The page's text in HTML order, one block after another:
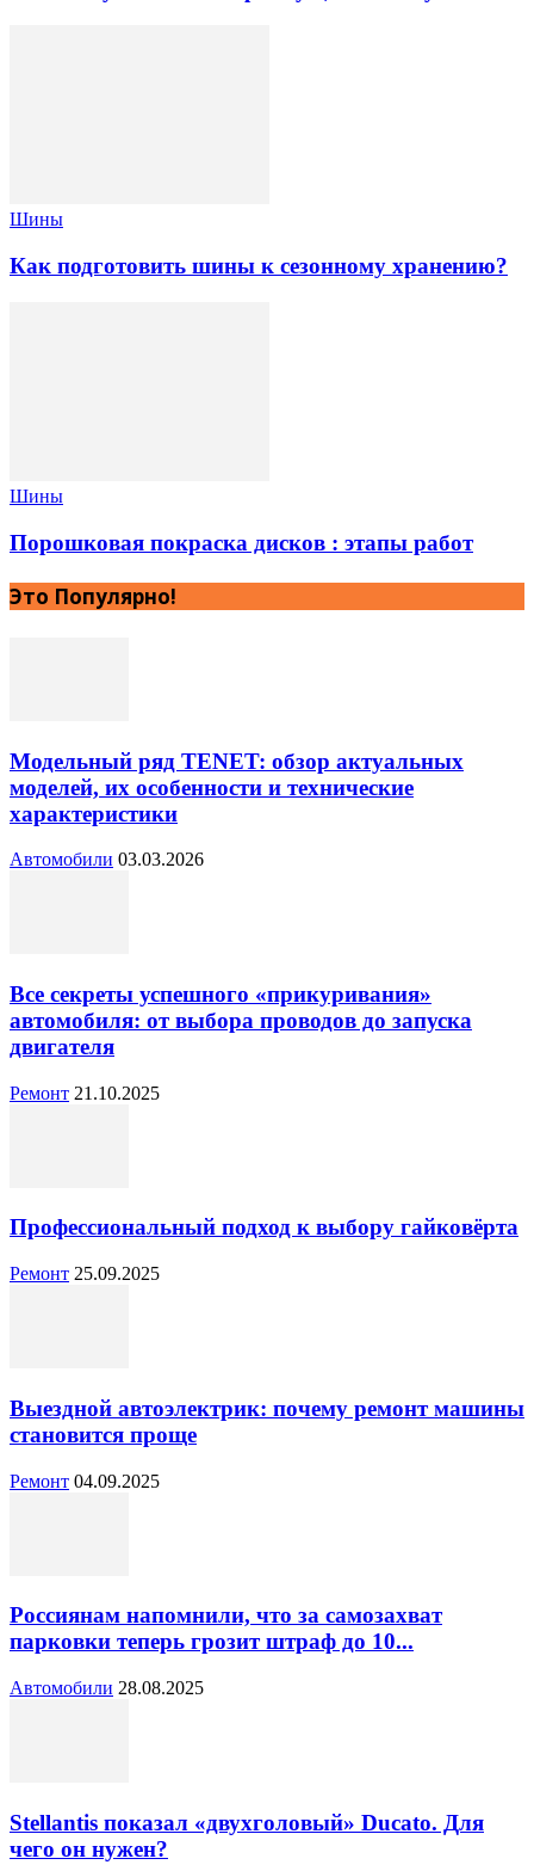
Шины
Как подготовить шины к сезонному хранению?
Шины
Порошковая покраска дисков : этапы работ
Это Популярно!
Модельный ряд TENET: обзор актуальных
моделей, их особенности и технические
характеристики
Автомобили 03.03.2026
Все секреты успешного «прикуривания»
автомобиля: от выбора проводов до запуска
двигателя
Ремонт 21.10.2025
Профессиональный подход к выбору гайковёрта
Ремонт 25.09.2025
Выездной автоэлектрик: почему ремонт машины
становится проще
Ремонт 04.09.2025
Россиянам напомнили, что за самозахват
парковки теперь грозит штраф до 10...
Автомобили 28.08.2025
Stellantis показал «двухголовый» Ducato. Для
чего он нужен?